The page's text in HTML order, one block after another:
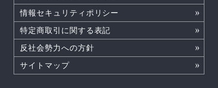
情報セキュリティポリシー
特定商取引に関する表記
反社会勢力への方針
サイトマップ